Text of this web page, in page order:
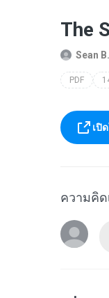
The
Sean B.
PDF
เปิ
ความคิด